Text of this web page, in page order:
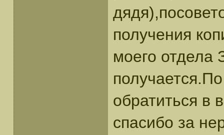
получения
моего отдела
обратиться в
спасибо за